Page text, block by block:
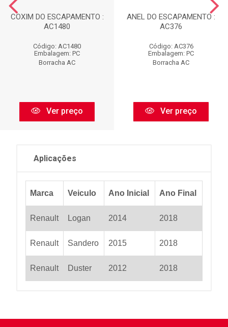
COXIM DO ESCAPAMENTO :
AC1480
Código: AC1480
Embalagem: PC
Borracha AC
Ver preço
ANEL DO ESCAPAMENTO :
AC376
Código: AC376
Embalagem: PC
Borracha AC
Ver preço
Aplicações
Marca Veiculo Ano Inicial Ano Final
Renault Logan 2014 2018
Renault Sandero 2015 2018
Renault Duster 2012 2018